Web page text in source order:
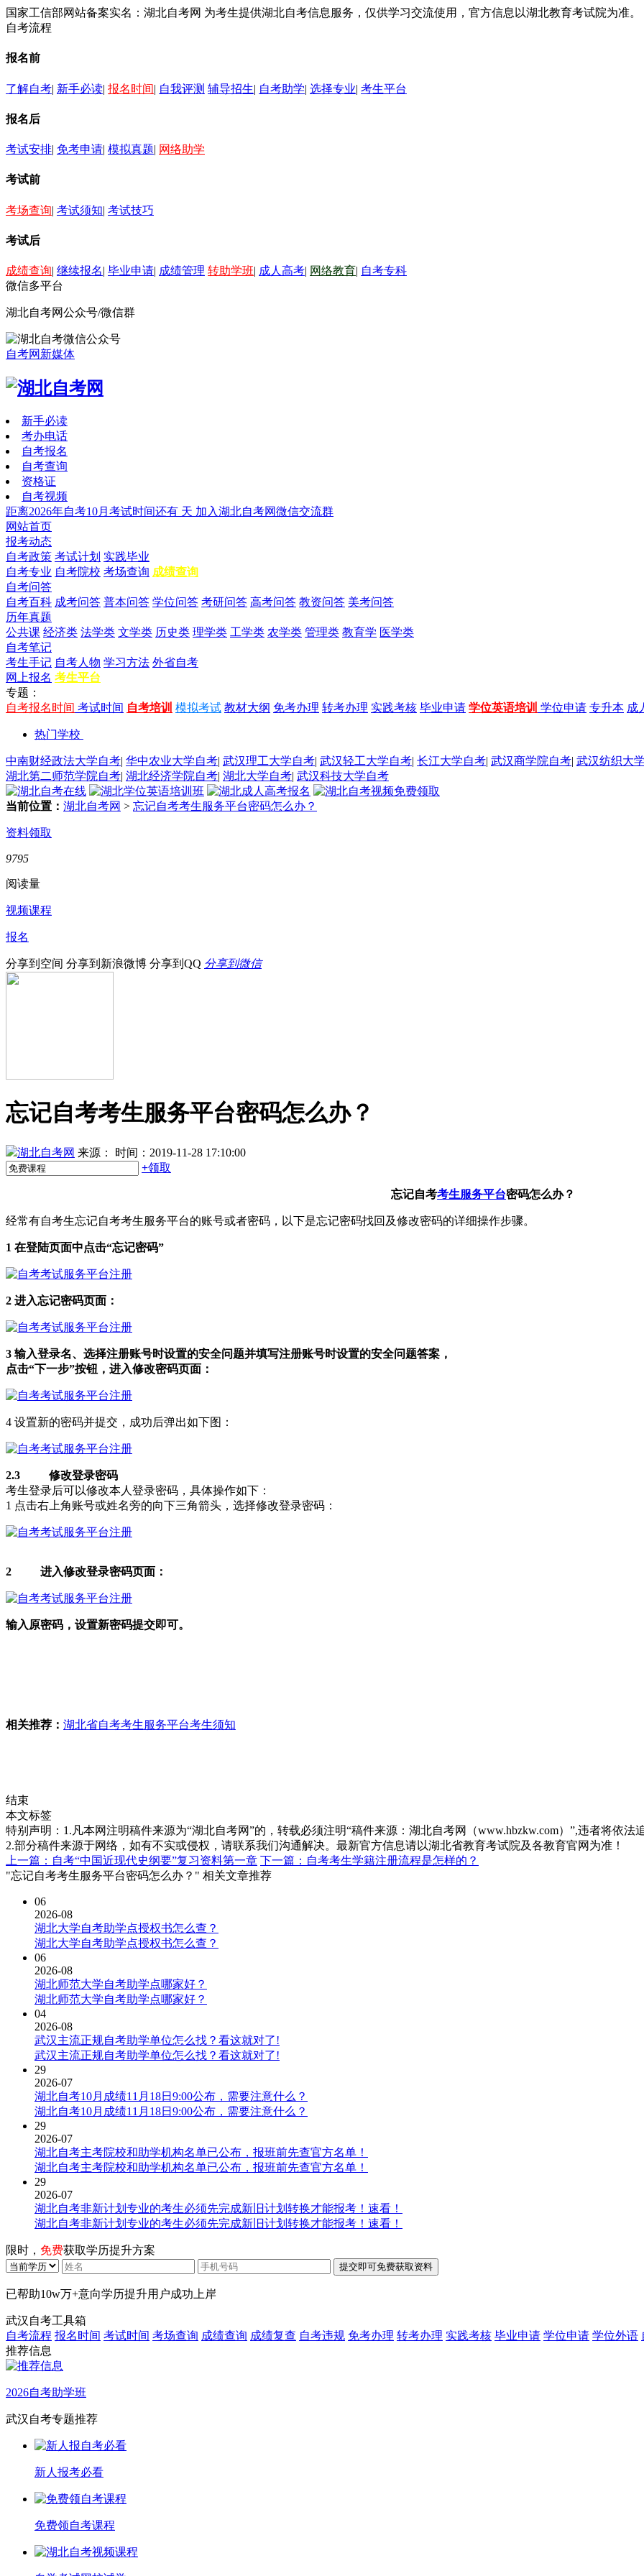
国家工信部网站备案实名：湖北自考网 为考生提供湖北自考信息服务，仅供学习交流使用，官方信息以湖北教育考试院为准。
自考流程
报名前
了解自考| 新手必读| 报名时间| 自我评测 辅导招生| 自考助学| 选择专业| 考生平台
报名后
考试安排| 免考申请| 模拟真题| 网络助学
考试前
考场查询| 考试须知| 考试技巧
考试后
成绩查询| 继续报名| 毕业申请| 成绩管理 转助学班| 成人高考| 网络教育| 自考专科
微信多平台
湖北自考网公众号/微信群
自考网新媒体
新手必读
考办电话
自考报名
自考查询
资格证
自考视频
距离2026年自考10月考试时间还有 天 加入湖北自考网微信交流群
网站首页
报考动态
自考政策 考试计划 实践毕业
自考专业 自考院校 考场查询 成绩查询
自考问答
自考百科 成考问答 普本问答 学位问答 考研问答 高考问答 教资问答 美考问答
历年真题
公共课 经济类 法学类 文学类 历史类 理学类 工学类 农学类 管理类 教育学 医学类
自考笔记
考生手记 自考人物 学习方法 外省自考
网上报名 考生平台
专题：
自考报名时间 考试时间 自考培训 模拟考试 教材大纲 免考办理 转考办理 实践考核 毕业申请 学位英语培训 学位申请 专升本 成
热门学校
中南财经政法大学自考| 华中农业大学自考| 武汉理工大学自考| 武汉轻工大学自考| 长江大学自考| 武汉商学院自考| 武汉纺织大
湖北第二师范学院自考| 湖北经济学院自考| 湖北大学自考| 武汉科技大学自考
当前位置： 湖北自考网 > 忘记自考考生服务平台密码怎么办？
资料领取
9795
阅读量
视频课程
报名
分享到空间 分享到新浪微博 分享到QQ 分享到微信
忘记自考考生服务平台密码怎么办？
湖北自考网 来源：
时间：2019-11-28 17:10:00
+领取
忘记自考考生服务平台密码怎么办？
经常有自考生忘记自考考生服务平台的账号或者密码，以下是忘记密码找回及修改密码的详细操作步骤。
1 在登陆页面中点击“忘记密码”
2 进入忘记密码页面：
3 输入登录名、选择注册账号时设置的安全问题并填写注册账号时设置的安全问题答案，
点击“下一步”按钮，进入修改密码页面：
4 设置新的密码并提交，成功后弹出如下图：
2.3 修改登录密码
考生登录后可以修改本人登录密码，具体操作如下：
1 点击右上角账号或姓名旁的向下三角箭头，选择修改登录密码：
2 进入修改登录密码页面：
输入原密码，设置新密码提交即可。
相关推荐： 湖北省自考考生服务平台考生须知
结束
本文标签
特别声明：1.凡本网注明稿件来源为“湖北自考网”的，转载必须注明“稿件来源：湖北自考网（www.hbzkw.com）”,违者将依法
2.部分稿件来源于网络，如有不实或侵权，请联系我们沟通解决。最新官方信息请以湖北省教育考试院及各教育官网为准！
上一篇：自考“中国近现代史纲要”复习资料第一章 下一篇：自考考生学籍注册流程是怎样的？
"忘记自考考生服务平台密码怎么办？" 相关文章推荐
06
2026-08
湖北大学自考助学点授权书怎么查？
湖北大学自考助学点授权书怎么查？
06
2026-08
湖北师范大学自考助学点哪家好？
湖北师范大学自考助学点哪家好？
04
2026-08
武汉主流正规自考助学单位怎么找？看这就对了!
武汉主流正规自考助学单位怎么找？看这就对了!
29
2026-07
湖北自考10月成绩11月18日9:00公布，需要注意什么？
湖北自考10月成绩11月18日9:00公布，需要注意什么？
29
2026-07
湖北自考主考院校和助学机构名单已公布，报班前先查官方名单！
湖北自考主考院校和助学机构名单已公布，报班前先查官方名单！
29
2026-07
湖北自考非新计划专业的考生必须先完成新旧计划转换才能报考！速看！
湖北自考非新计划专业的考生必须先完成新旧计划转换才能报考！速看！
限时， 免费获取学历提升方案
已帮助10w万+意向学历提升用户成功上岸
武汉自考工具箱
自考流程 报名时间 考试时间 考场查询 成绩查询 成绩复查 自考违规 免考办理 转考办理 实践考核 毕业申请 学位申请 学位外语
推荐信息
2026自考助学班
武汉自考专题推荐
新人报考必看
免费领自考课程